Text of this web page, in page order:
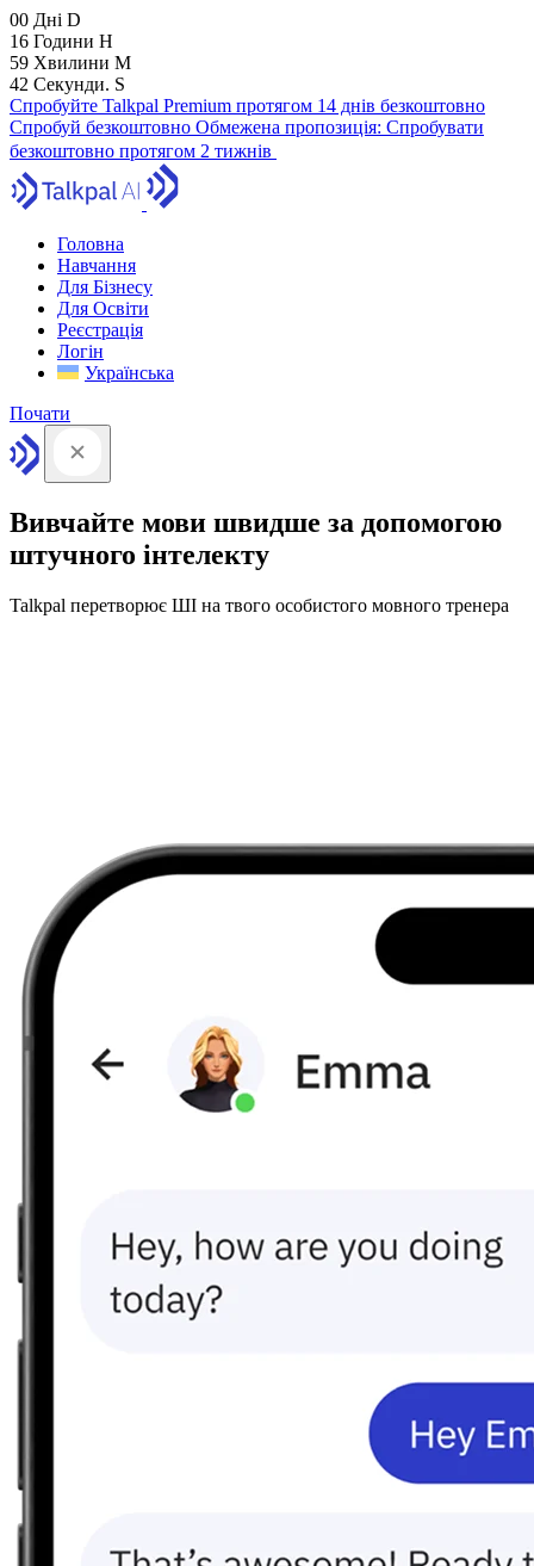
00 Дні D
16 Години H
59 Хвилини M
41 Секунди. S
Спробуйте Talkpal Premium протягом 14 днів безкоштовно
Спробуй безкоштовно Обмежена пропозиція: Спробувати
безкоштовно протягом 2 тижнів
Головна
Навчання
Для Бізнесу
Для Освіти
Реєстрація
Логін
Українська
Почати
Вивчайте мови швидше за допомогою
штучного інтелекту
Talkpal перетворює ШІ на твого особистого мовного тренера